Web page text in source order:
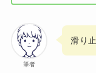
筆者
滑り